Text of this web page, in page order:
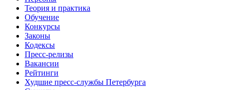
Теория и практика
Обучение
Конкурсы
Законы
Кодексы
Пресс-релизы
Вакансии
Рейтинги
Худшие пресс-службы Петербурга